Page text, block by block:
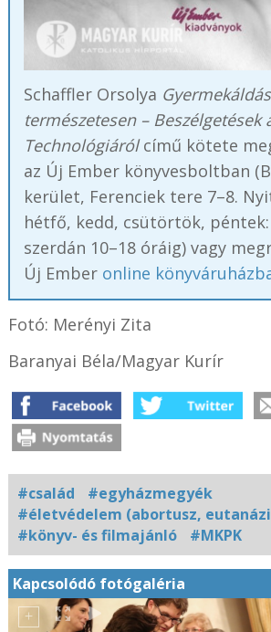
Schaffler Orsolya Gyermekáldás
természetesen – Beszélgetések
Technológiárólcímű kötete
az Új Ember könyvesboltban
kerület, Ferenciek tere 7–8.
hétfő, kedd, csütörtök, péntek:
szerdán 10–18 óráig) vagy
Új Ember online
Fotó: Merényi Zita
Baranyai Béla/Magyar Kurír
#család
#egyházmegyék
#életvédelem (abortusz,
#könyv- és filmajánló
#MKPK
Kapcsolódó fotógaléria